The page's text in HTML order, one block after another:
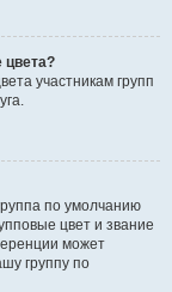
цвета?
участникам групп
по умолчанию
цвет и звание
может
группу по